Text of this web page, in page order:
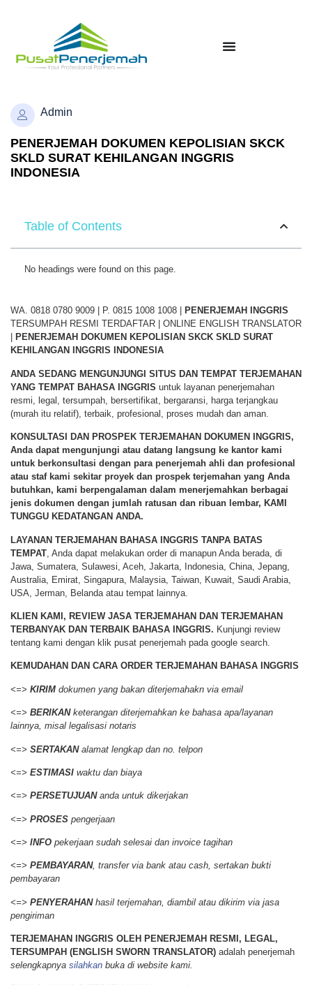
Admin
PENERJEMAH DOKUMEN KEPOLISIAN SKCK
SKLD SURAT KEHILANGAN INGGRIS
INDONESIA
Table of Contents
No headings were found on this page.
WA. 0818 0780 9009 | P. 0815 1008 1008 | PENERJEMAH
INGGRIS
TERSUMPAH RESMI TERDAFTAR | ONLINE ENGLISH TRANSLATOR
PENERJEMAH DOKUMEN KEPOLISIAN SKCK SKLD SURAT
KEHILANGAN INGGRIS INDONESIA
ANDA SEDANG MENGUNJUNGI SITUS DAN TEMPAT TERJEMAHAN
YANG TEMPAT BAHASA INGGRIS untuk layanan penerjemahan
resmi, legal, tersumpah, bersertifikat, bergaransi, harga terjangkau
(murah itu relatif), terbaik, profesional, proses mudah dan aman.
KONSULTASI DAN PROSPEK TERJEMAHAN DOKUMEN INGGRIS,
Anda dapat mengunjungi atau datang langsung ke kantor kami
untuk berkonsultasi dengan para penerjemah ahli dan profesional
atau staf kami sekitar proyek dan prospek terjemahan yang Anda
butuhkan, kami berpengalaman dalam menerjemahkan berbagai
jenis dokumen dengan jumlah ratusan dan ribuan lembar, KAMI
TUNGGU KEDATANGAN ANDA.
LAYANAN TERJEMAHAN BAHASA INGGRIS TANPA BATAS
TEMPAT , Anda dapat melakukan order di manapun Anda berada, di
Jawa, Sumatera, Sulawesi, Aceh, Jakarta, Indonesia, China, Jepang,
Australia, Emirat, Singapura, Malaysia, Taiwan, Kuwait, Saudi Arabia,
USA, Jerman, Belanda atau tempat lainnya.
KLIEN KAMI, REVIEW JASA TERJEMAHAN DAN TERJEMAHAN
TERBANYAK DAN TERBAIK BAHASA INGGRIS. Kunjungi review
tentang kami dengan klik pusat penerjemah pada google search.
KEMUDAHAN DAN CARA ORDER TERJEMAHAN BAHASA INGGRIS
<=> KIRIM dokumen yang bakan diterjemahakn via email
<=> BERIKANketerangan diterjemahkan ke bahasa apa/layanan
lainnya, misal legalisasi notaris
<=> SERTAKANalamat lengkap dan no. telpon
<=> ESTIMASI waktu dan biaya
<=> PERSETUJUANanda untuk dikerjakan
<=> PROSES pengerjaan
<=> INFO pekerjaan sudah selesai dan invoice tagihan
<=> PEMBAYARAN, transfer via bank atau cash, sertakan bukti
pembayaran
<=> PENYERAHANhasil terjemahan, diambil atau dikirim via jasa
pengiriman
TERJEMAHAN INGGRIS OLEH PENERJEMAH RESMI, LEGAL,
TERSUMPAH (ENGLISH SWORN TRANSLATOR) adalah penerjemah
selengkapnya silahkan buka di website kami.